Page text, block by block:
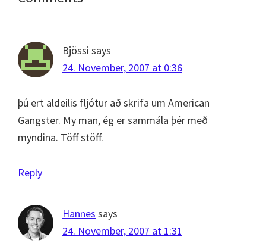
Bjössi says
24. November, 2007 at 0:36
þú ert aldeilis fljótur að skrifa um American
Gangster. My man, ég er sammála þér með
myndina. Töff stöff.
Reply
Hannes says
24. November, 2007 at 1:31